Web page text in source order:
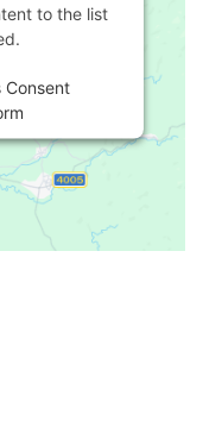
to the list
Consent